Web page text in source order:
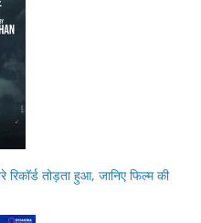
तोड़ता हुआ, जानिए फिल्म की